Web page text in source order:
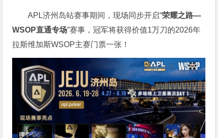
APL济州岛站赛事期间，现场同步开启“荣耀之路—
WSOP直通专场”赛事，冠军将获得价值1万刀的2026年
拉斯维加斯WSOP主赛门票一张！